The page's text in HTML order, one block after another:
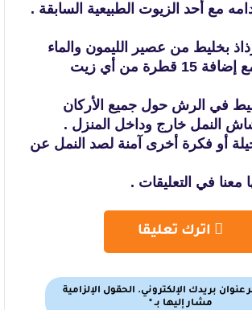
مع أحد الزيوت الطبيعية السابقة .
بخليط من عصير الليمون والماء
قطرة من أي زيت
في الرش حول جميع الأركان
النمل خارج وداخل المنزل .
أو فكرة أخرى آمنة لصد النمل عن
معنا في التعليقات .
اترك تعليقا
عنوان بريدك الإلكتروني. الحقول الإلزامية
مشار إليها بـ*